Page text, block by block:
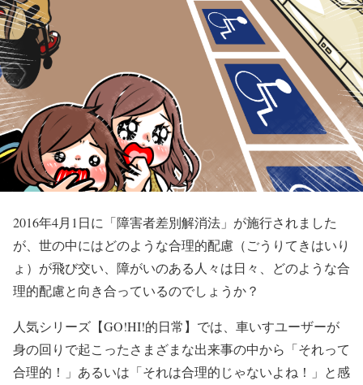
2016年4月1日に「障害者差別解消法」が施行されました
が、世の中にはどのような合理的配慮（ごうりてきはいり
ょ）が飛び交い、障がいのある人々は日々、どのような合
理的配慮と向き合っているのでしょうか？
人気シリーズ【GO!HI!的日常】では、車いすユーザーが
身の回りで起こったさまざまな出来事の中から「それって
合理的！」あるいは「それは合理的じゃないよね！」と感